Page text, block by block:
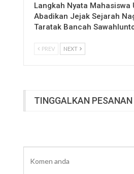
Langkah Nyata Mahasiswa
Abadikan Jejak Sejarah
Taratak Bancah
PREV NEXT
TINGGALKAN PESANAN